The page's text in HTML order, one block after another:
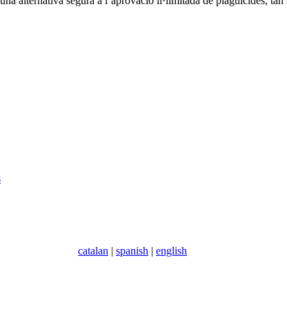
catalan | spanish | english